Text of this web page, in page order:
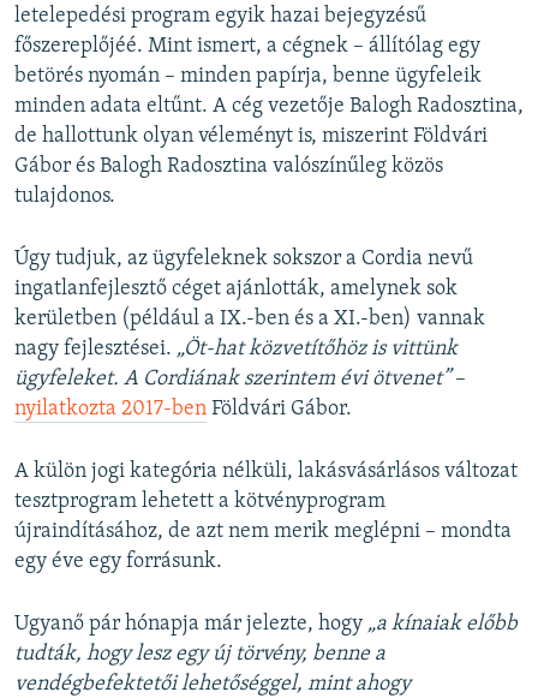
letelepedési program egyik hazai bejegyzésű
főszereplőjéé. Mint ismert, a cégnek – állítólag egy
betörés nyomán – minden papírja, benne ügyfeleik
minden adata eltűnt. A cég vezetője Balogh Radosztina,
de hallottunk olyan véleményt is, miszerint Földvári
Gábor és Balogh Radosztina valószínűleg közös
tulajdonos.
Úgy tudjuk, az ügyfeleknek sokszor a Cordia nevű
ingatlanfejlesztő céget ajánlották, amelynek sok
kerületben (például a IX.-ben és a XI.-ben) vannak
nagy fejlesztései. „Öt-hat közvetítőhöz is vittünk
ügyfeleket. A Cordiának szerintem évi ötvenet”–
nyilatkozta 2017-ben Földvári Gábor.
A külön jogi kategória nélküli, lakásvásárlásos változat
tesztprogram lehetett a kötvényprogram
újraindításához, de azt nem merik meglépni – mondta
egy éve egy forrásunk.
Ugyanő pár hónapja már jelezte, hogy „a kínaiak előbb
tudták, hogy lesz egy új törvény, benne a
vendégbefektetői lehetőséggel, mint ahogy